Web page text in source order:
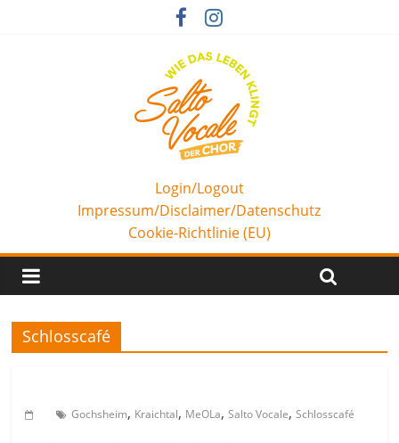
Login/Logout
Impressum/Disclaimer/Datenschutz
Cookie-Richtlinie (EU)
Schlosscafé
Gochsheim, Kraichtal, MeOLa,Salto Vocale,Schlosscafé